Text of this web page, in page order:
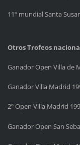
11º mundial Santa
Otros Trofeos
Ganador Open Villa de
Ganador Villa Madrid
2º Open Villa Madrid
Ganador Open San